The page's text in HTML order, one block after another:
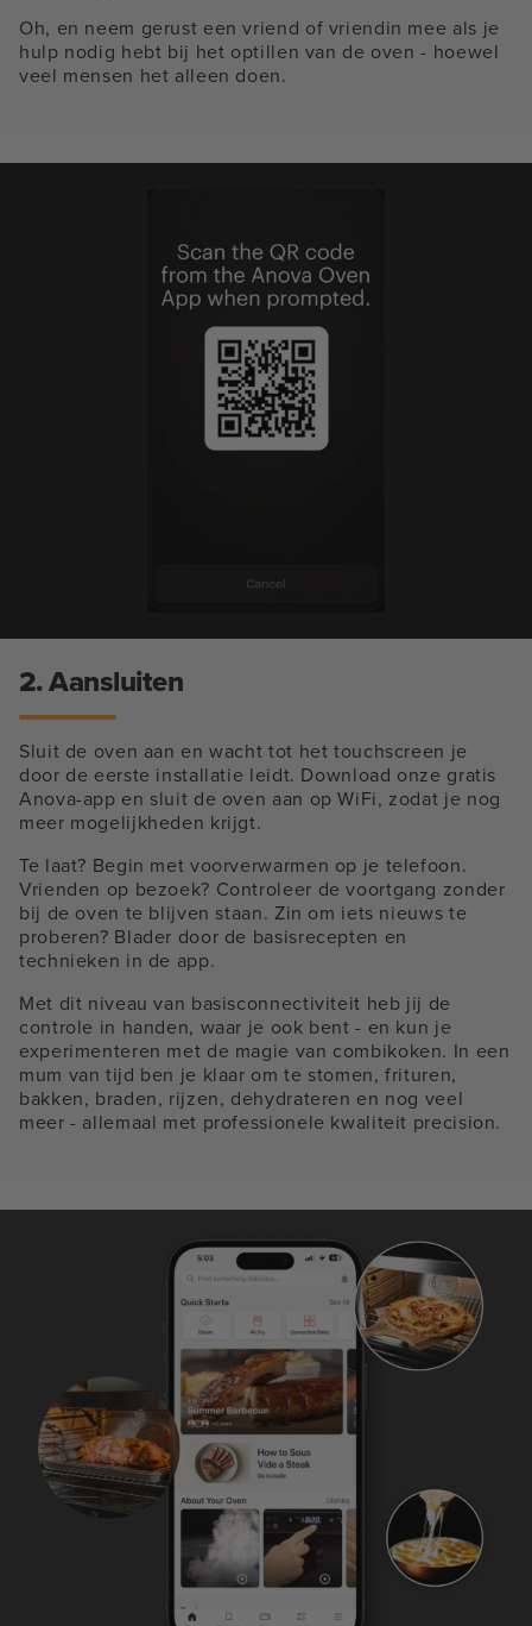
Oh, en neem gerust een vriend of vriendin mee als je
hulp nodig hebt bij het optillen van de oven - hoewel
veel mensen het alleen doen.
2. Aansluiten
Sluit de oven aan en wacht tot het touchscreen je
door de eerste installatie leidt. Download onze gratis
Anova-app en sluit de oven aan op WiFi, zodat je nog
meer mogelijkheden krijgt.
Te laat? Begin met voorverwarmen op je telefoon.
Vrienden op bezoek? Controleer de voortgang zonder
bij de oven te blijven staan. Zin om iets nieuws te
proberen? Blader door de basisrecepten en
technieken in de app.
Met dit niveau van basisconnectiviteit heb jij de
controle in handen, waar je ook bent - en kun je
experimenteren met de magie van combikoken. In een
mum van tijd ben je klaar om te stomen, frituren,
bakken, braden, rijzen, dehydrateren en nog veel
meer - allemaal met professionele kwaliteit precision.